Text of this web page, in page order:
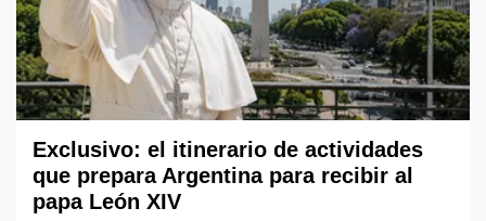
Exclusivo: el itinerario de actividades
que prepara Argentina para recibir al
papa León XIV